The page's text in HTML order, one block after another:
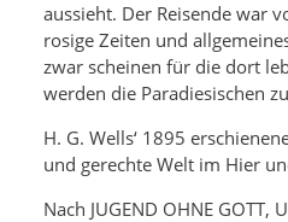
aussieht. Der Reisende war
rosige Zeiten und
zwar scheinen für die dort
werden die Paradiesischen
H. G. Wells‘ 1895
und gerechte Welt im Hier
Nach JUGEND OHNE